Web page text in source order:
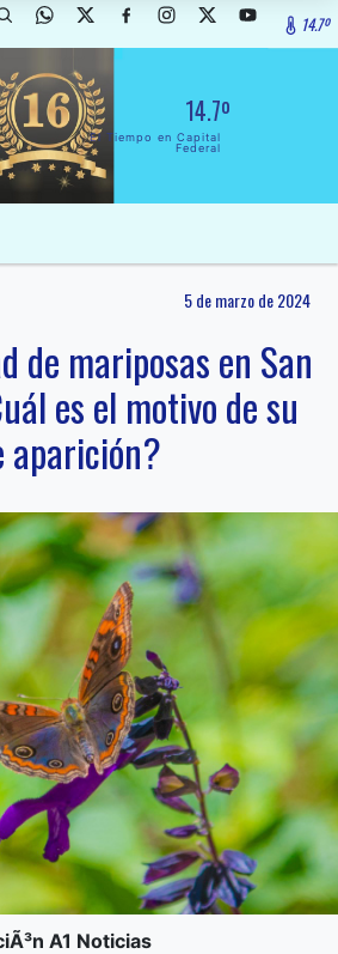
14.7º
14.7º
El Tiempo en Capital
Federal
5 de marzo de 2024
de mariposas en San
es el motivo de su
aparición?
A1 Noticias